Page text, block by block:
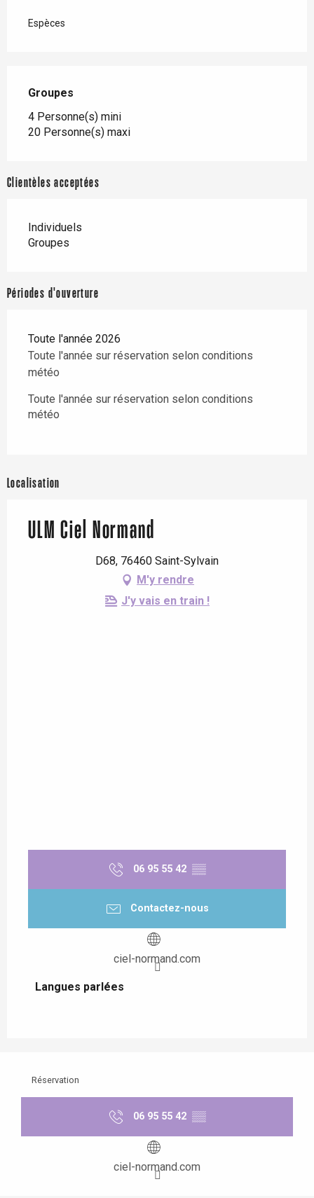
Espèces
Groupes
Groupes
4 Personne(s) mini
20 Personne(s) maxi
Clientèles acceptées
Individuels
Groupes
Périodes d'ouverture
Toute l'année 2026
Toute l'année sur réservation selon conditions
météo
Toute l'année sur réservation selon conditions
météo
Localisation
ULM Ciel Normand
D68, 76460 Saint-Sylvain
M'y rendre
J'y vais en train !
06 95 55 42 ▒▒
Contactez-nous
ciel-normand.com
Langues parlées
Langues parlées
Réservation
06 95 55 42 ▒▒
ciel-normand.com